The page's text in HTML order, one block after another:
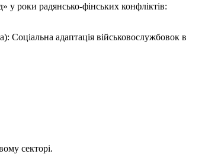
у роки радянсько-фінських конфліктів:
Соціальна адаптація військовослужбовок в
секторі.